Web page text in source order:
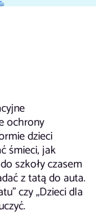
ochrony
dzieci
śmieci, jak
szkoły czasem
z tatą do auta.
czy „Dzieci dla